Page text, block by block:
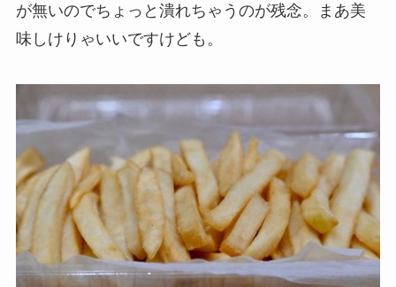
が無いのでちょっと潰れちゃうのが残念。まあ美
味しけりゃいいですけども。